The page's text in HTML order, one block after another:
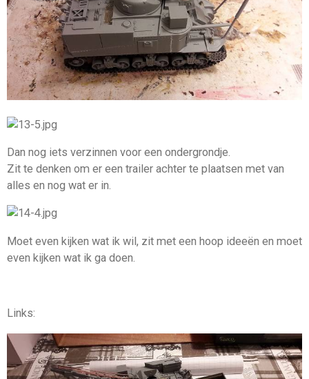
Dan nog iets verzinnen voor een ondergrondje.
Zit te denken om er een trailer achter te plaatsen met van
alles en nog wat er in.
Moet even kijken wat ik wil, zit met een hoop ideeën en moet
even kijken wat ik ga doen.
Links: